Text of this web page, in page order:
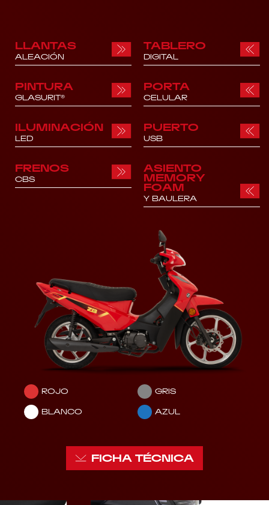
LLANTAS
ALEACIÓN
PINTURA
GLASURIT®
ILUMINACIÓN
LED
FRENOS
CBS
ROJO GRIS
BLANCO AZUL
TABLERO
DIGITAL
PORTA
CELULAR
PUERTO
USB
ASIENTO
MEMORY
FOAM
Y BAULERA
FICHA TÉCNICA